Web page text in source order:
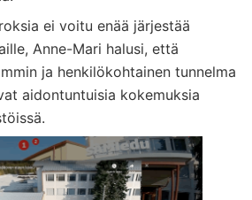
ei voitu enää järjestää
Anne-Mari halusi, että
ja henkilökohtainen tunnelma
aidontuntuisia kokemuksia